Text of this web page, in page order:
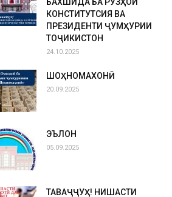
КОНСТИТУТСИЯ ВА
ПРЕЗИДЕНТИ ҶУМҲУРИИ
ТОҶИКИСТОН
24.10.2025
ШОҲНОМАХОНӢ
20.09.2025
ЭЪЛОН
05.09.2025
ТАВАҶҶУҲ! НИШАСТИ